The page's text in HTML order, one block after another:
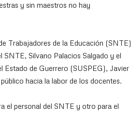
y sin maestros no hay
Trabajadores de la Educación (SNTE)
SNTE, Silvano Palacios Salgado y el
Estado de Guerrero (SUSPEG), Javier
hacia la labor de los docentes.
el personal del SNTE y otro para el